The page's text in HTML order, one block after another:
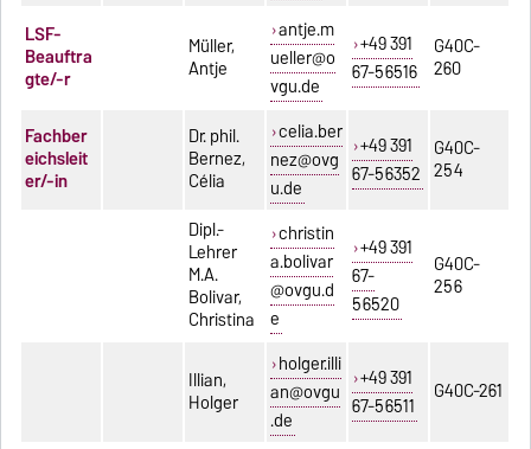
LSF-
Beauftra
gte/-r
Müller,
Antje
antje.m
ueller@o
vgu.de
+49 391
67-56516
G40C-
260
Fachber
eichsleit
er/-in
Dr. phil.
Bernez,
Célia
celia.ber
nez@ovg
u.de
+49 391
67-56352
G40C-
254
Dipl.-
Lehrer
M.A.
Bolivar,
Christina
christin
a.bolivar
@ovgu.d
e
+49 391
67-
56520
G40C-
256
Illian,
Holger
holger.illi
an@ovgu
.de
+49 391
67-56511
G40C-261